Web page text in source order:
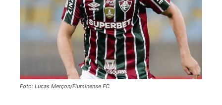
Foto: Lucas Merçon/Fluminense FC